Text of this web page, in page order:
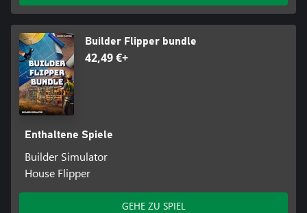
Builder Flipper bundle
42,49 €+
Enthaltene Spiele
Builder Simulator
House Flipper
GEHE ZU SPIEL